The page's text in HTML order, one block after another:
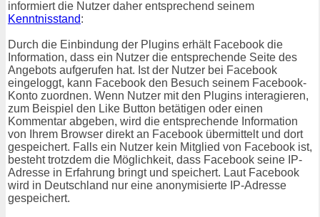
informiert die Nutzer daher entsprechend seinem
Kenntnisstand:
Durch die Einbindung der Plugins erhält Facebook die
Information, dass ein Nutzer die entsprechende Seite des
Angebots aufgerufen hat. Ist der Nutzer bei Facebook
eingeloggt, kann Facebook den Besuch seinem Facebook-
Konto zuordnen. Wenn Nutzer mit den Plugins interagieren,
zum Beispiel den Like Button betätigen oder einen
Kommentar abgeben, wird die entsprechende Information
von Ihrem Browser direkt an Facebook übermittelt und dort
gespeichert. Falls ein Nutzer kein Mitglied von Facebook ist,
besteht trotzdem die Möglichkeit, dass Facebook seine IP-
Adresse in Erfahrung bringt und speichert. Laut Facebook
wird in Deutschland nur eine anonymisierte IP-Adresse
gespeichert.